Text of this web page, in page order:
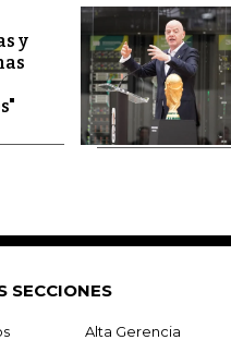
y
SECCIONES
Alta Gerencia